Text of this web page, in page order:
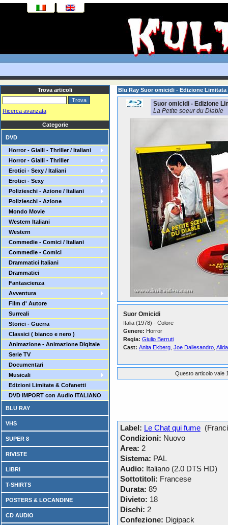
Trova articoli
Ricerca avanzata
Categorie
DVD
Horror - Gialli - Thriller / Italiani
Horror - Gialli - Thriller
Erotici - Sexy / Italiani
Erotici - Sexy
Polizieschi - Azione / Italiani
Polizieschi - Azione
Mondo Movie
Western Italiani
Western
Commedie - Comici / Italiani
Commedie - Comici
Drammatici Italiani
Drammatici
Fantascienza
Avventura
Film d' Autore
Surreali
Storici - Guerra
Classici ( bianco e nero )
Animazione - Animazione Digitale
Serie TV
Documentari
Musicali
Edizioni Limitate & Cofanetti
DVD IMPORT con Audio ITALIANO
BLU RAY
VHS
SUPER 8
RIVISTE
LIBRI
T-SHIRTS
POSTERS & LOCANDINE
CD AUDIO
Blu Ray Suor omicidi - Edizione Limitata
Suor omicidi - Edizione
La Petite soeur du Diable
Suor Omicidi
Italia (1978) - Colore
Genere: Horror
Regia: Giulio Berruti
Cast: Anita Ekberg Joe Dallesandro
Questo articolo vale
Label: Le Chat qui fume
Condizioni: Nuovo
Area: 2
Sistema: PAL
Audio: Italiano (2.0 DTS HD)
Sottotitoli: Francese
Durata: 89
Divieto: 18
Dischi: 2
Confezione: Digipack